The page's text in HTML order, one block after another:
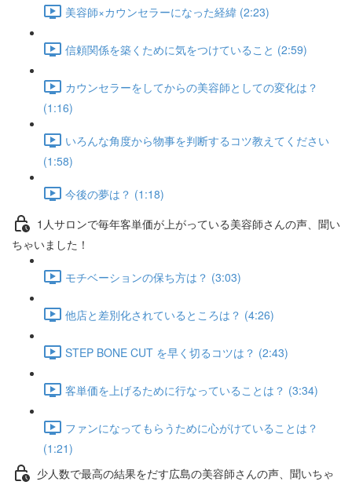
美容師×カウンセラーになった経緯 (2:23)
信頼関係を築くために気をつけていること (2:59)
カウンセラーをしてからの美容師としての変化は？
(1:16)
いろんな角度から物事を判断するコツ教えてください
(1:58)
今後の夢は？ (1:18)
1人サロンで毎年客単価が上がっている美容師さんの声、聞い
ちゃいました！
モチベーションの保ち方は？ (3:03)
他店と差別化されているところは？ (4:26)
STEP BONE CUT を早く切るコツは？ (2:43)
客単価を上げるために行なっていることは？ (3:34)
ファンになってもらうために心がけていることは？
(1:21)
少人数で最高の結果をだす広島の美容師さんの声、聞いちゃ